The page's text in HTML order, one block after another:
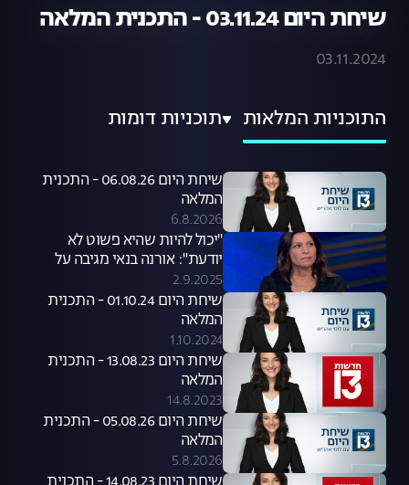
שיחת היום 03.11.24 - התכנית המלאה
03.11.2024
התוכניות המלאות תוכניות דומות
שיחת היום 06.08.26 - התכנית
המלאה
6.8.2026
"יכול להיות שהיא פשוט לא
יודעת": אורנה בנאי מגיבה על
סערת קניית הכלבים שעוררה קרן
פלס
2.9.2025
שיחת היום 01.10.24 - התכנית
המלאה
1.10.2024
שיחת היום 13.08.23 - התכנית
המלאה
14.8.2023
שיחת היום 05.08.26 - התכנית
המלאה
5.8.2026